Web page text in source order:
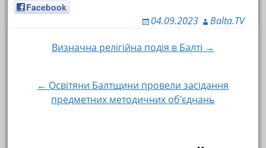
Facebook
04.09.2023 Balta.TV
Навигация по записям
Визначна релігійна подія в Балті →
← Освітяни Балтщини провели засідання
предметних методичних об’єднань